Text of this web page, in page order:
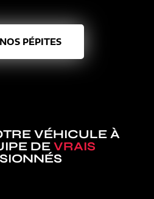
PÉPITES
VÉHICULE À
DE VRAIS